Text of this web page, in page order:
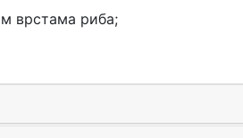
врстама риба;